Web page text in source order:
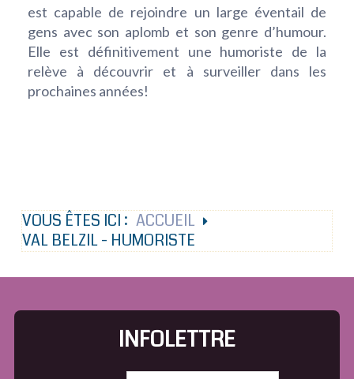
est capable de rejoindre un large éventail de
gens avec son aplomb et son genre d’humour.
Elle est définitivement une humoriste de la
relève à découvrir et à surveiller dans les
prochaines années!
VOUS ÊTES ICI : ACCUEIL
VAL BELZIL - HUMORISTE
INFOLETTRE